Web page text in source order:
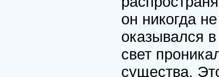
он никогда
оказывался
свет
существа.